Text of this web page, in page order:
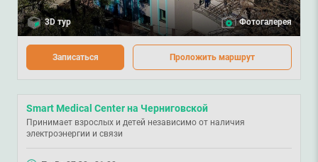
3D тур Фотогалерея
Записаться Проложить маршрут
Smart Medical Center на Черниговской
Принимает взрослых и детей независимо от наличия
электроэнергии и связи